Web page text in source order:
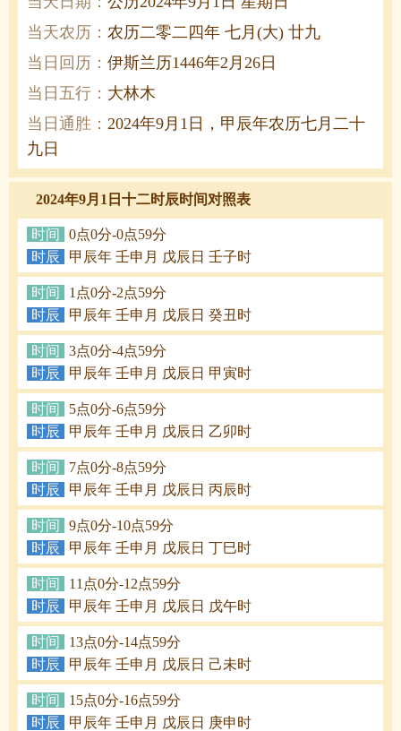
当天农历： 农历二零二四年 七月(大) 廿九
当日回历： 伊斯兰历1446年2月26日
当日五行： 大林木
当日通胜： 2024年9月1日，甲辰年农历七月二十
九日
2024年9月1日十二时辰时间对照表
时间
0点0分-0点59分
时辰
甲辰年 壬申月 戊辰日 壬子时
时间
1点0分-2点59分
时辰
甲辰年 壬申月 戊辰日 癸丑时
时间
3点0分-4点59分
时辰
甲辰年 壬申月 戊辰日 甲寅时
时间
5点0分-6点59分
时辰
甲辰年 壬申月 戊辰日 乙卯时
时间
7点0分-8点59分
时辰
甲辰年 壬申月 戊辰日 丙辰时
时间
9点0分-10点59分
时辰
甲辰年 壬申月 戊辰日 丁巳时
时间
11点0分-12点59分
时辰
甲辰年 壬申月 戊辰日 戊午时
时间
13点0分-14点59分
时辰
甲辰年 壬申月 戊辰日 己未时
时间
15点0分-16点59分
时辰
甲辰年 壬申月 戊辰日 庚申时